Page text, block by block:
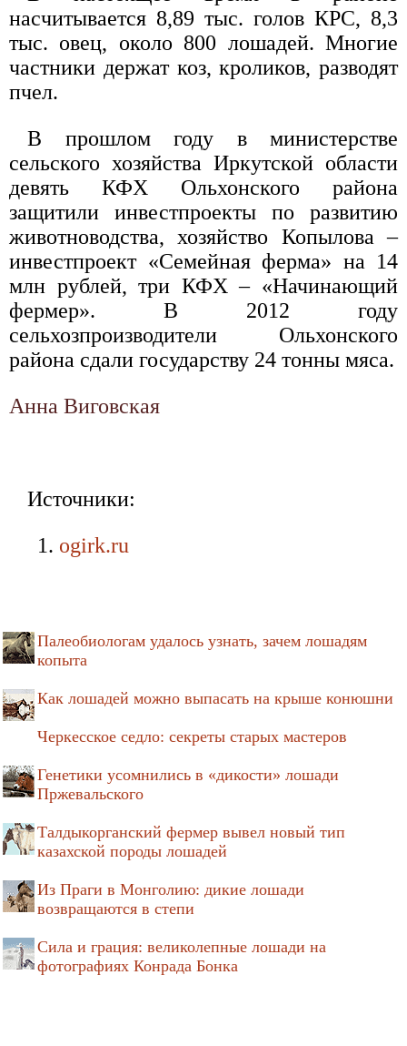
насчитывается 8,89 тыс. голов КРС, 8,3
тыс. овец, около 800 лошадей. Многие
частники держат коз, кроликов, разводят
пчел.
В прошлом году в министерстве
сельского хозяйства Иркутской области
девять КФХ Ольхонского района
защитили инвестпроекты по развитию
животноводства, хозяйство Копылова –
инвестпроект «Семейная ферма» на 14
млн рублей, три КФХ – «Начинающий
фермер». В 2012 году
сельхозпроизводители Ольхонского
района сдали государству 24 тонны мяса.
Анна Виговская
Источники:
ogirk.ru
Палеобиологам удалось узнать, зачем лошадям
копыта
Как лошадей можно выпасать на крыше конюшни
Черкесское седло: секреты старых мастеров
Генетики усомнились в «дикости» лошади
Пржевальского
Талдыкорганский фермер вывел новый тип
казахской породы лошадей
Из Праги в Монголию: дикие лошади
возвращаются в степи
Сила и грация: великолепные лошади на
фотографиях Конрада Бонка